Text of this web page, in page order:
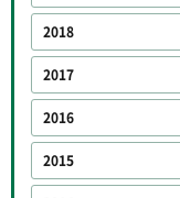
2018
2017
2016
2015